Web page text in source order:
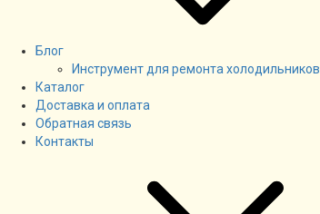
Блог
Инструмент для ремонта холодильников
Каталог
Доставка и оплата
Обратная связь
Контакты